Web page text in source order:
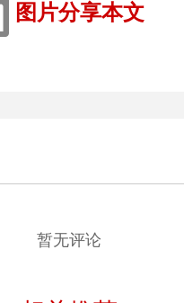
图片分享本文
暂无评论